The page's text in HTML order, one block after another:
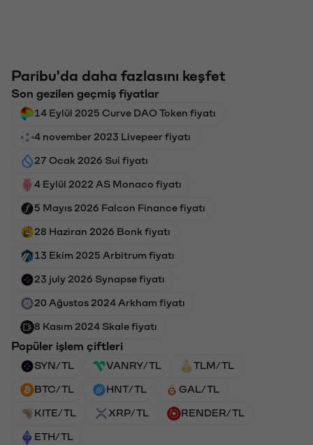
Paribu'da daha fazlasını keşfet
Son gezilen geçmiş fiyatlar
14 Eylül 2025 Curve DAO Token fiyatı
4 november 2023 Livepeer fiyatı
27 Ocak 2026 Sui fiyatı
4 Eylül 2022 AS Monaco fiyatı
5 Mayıs 2026 Falcon Finance fiyatı
28 Haziran 2026 Bonk fiyatı
13 Ekim 2025 Arbitrum fiyatı
23 july 2026 Synapse fiyatı
20 Ağustos 2024 Arkham fiyatı
8 Kasım 2024 Skale fiyatı
Popüler işlem çiftleri
SYN/TL VANRY/TL TLM/TL
BTC/TL HNT/TL GAL/TL
KITE/TL XRP/TL RENDER/TL
ETH/TL